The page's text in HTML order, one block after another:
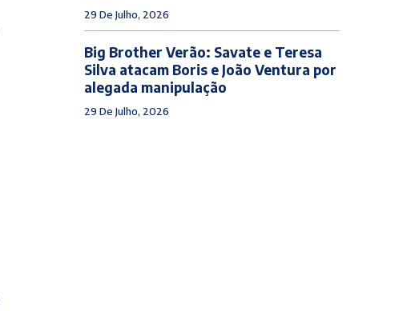
29 De Julho, 2026
Big Brother Verão: Savate e Teresa
Silva atacam Boris e João Ventura por
alegada manipulação
29 De Julho, 2026